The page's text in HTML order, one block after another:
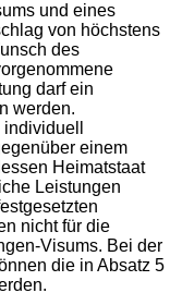
und eines
von höchstens
des
darf ein
werden.
einem
Heimatstaat
Leistungen
nicht für die
Visums. Bei der
die in Absatz 5